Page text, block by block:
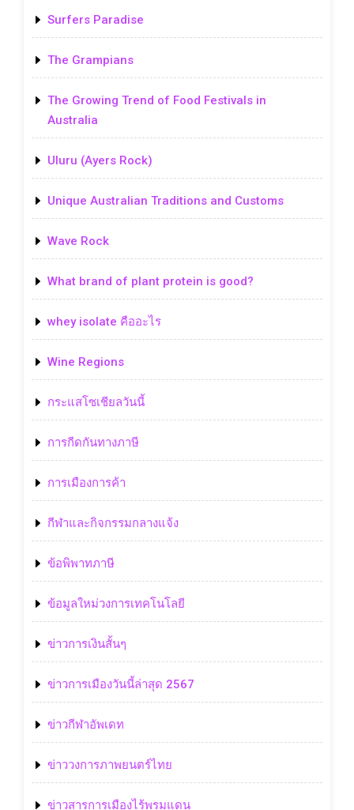
Surfers Paradise
The Grampians
The Growing Trend of Food Festivals in
Australia
Uluru (Ayers Rock)
Unique Australian Traditions and Customs
Wave Rock
What brand of plant protein is good?
whey isolate คืออะไร
Wine Regions
กระแสโซเชียลวันนี้
การกีดกันทางภาษี
การเมืองการค้า
กีฬาและกิจกรรมกลางแจ้ง
ข้อพิพาทภาษี
ข้อมูลใหม่วงการเทคโนโลยี
ข่าวการเงินสั้นๆ
ข่าวการเมืองวันนี้ล่าสุด 2567
ข่าวกีฬาอัพเดท
ข่าววงการภาพยนตร์ไทย
ข่าวสารการเมืองไร้พรมแดน